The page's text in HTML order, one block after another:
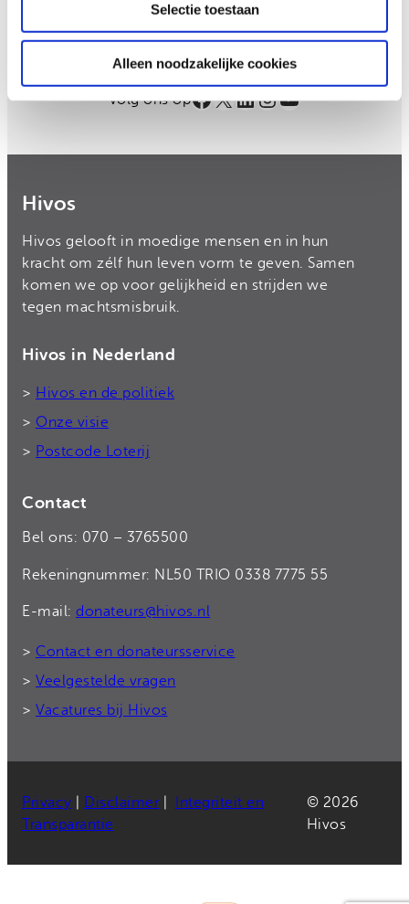
Selectie toestaan
Alleen noodzakelijke cookies
Volg ons opFacebook
X LinkedIn
Instagram
YouTube
Hivos
Hivos gelooft in moedige mensen en in hun
kracht om zélf hun leven vorm te geven. Samen
komen we op voor gelijkheid en strijden we
tegen machtsmisbruik.
Hivos in Nederland
> Hivos en de politiek
> Onze visie
> Postcode Loterij
Contact
Bel ons: 070 – 3765500
Rekeningnummer: NL50 TRIO 0338 7775 55
E-mail: donateurs@hivos.nl
> Contact en donateursservice
> Veelgestelde vragen
> Vacatures bij Hivos
Privacy Disclaimer|
Integriteit en
Transparantie
© 2026
Hivos